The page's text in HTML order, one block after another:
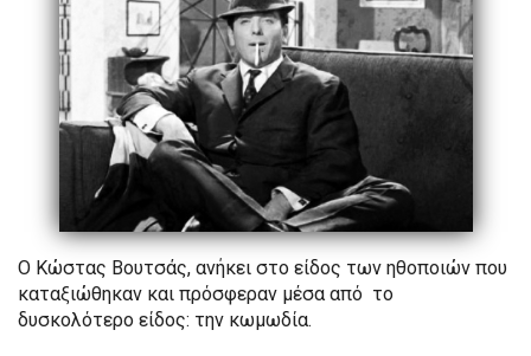
Ο Κώστας Βουτσάς, ανήκει στο είδος των ηθοποιών που
καταξιώθηκαν και πρόσφεραν μέσα από το
δυσκολότερο είδος: την κωμωδία.